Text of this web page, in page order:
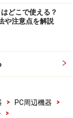
どこで使える？
や注意点を解説
> PC周辺機器
>
>